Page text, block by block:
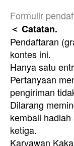
Formulir
＜ Catatan.
Pendaftaran
kontes ini.
Hanya satu
Pertanyaan
pengiriman
Dilarang
kembali
ketiga.
Karyawan